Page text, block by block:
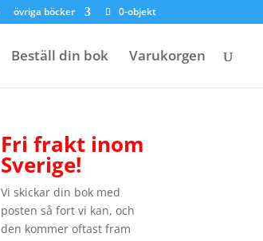
övriga böcker 0-objekt
Beställ din bok Varukorgen
Fri frakt inom
Sverige!
Vi skickar din bok med
posten så fort vi kan, och
den kommer oftast fram